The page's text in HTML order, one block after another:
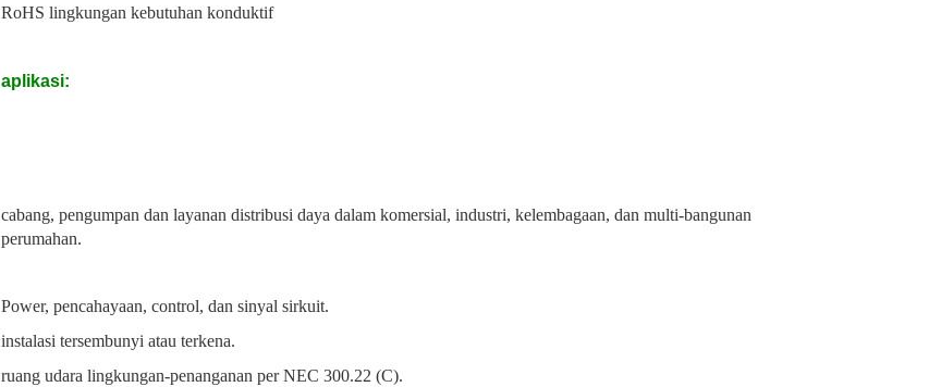
RoHS lingkungan kebutuhan konduktif
aplikasi:
cabang, pengumpan dan layanan distribusi daya dalam komersial, industri, kelembagaan, dan multi-bangunan
perumahan.
Power, pencahayaan, control, dan sinyal sirkuit.
instalasi tersembunyi atau terkena.
ruang udara lingkungan-penanganan per NEC 300.22 (C).